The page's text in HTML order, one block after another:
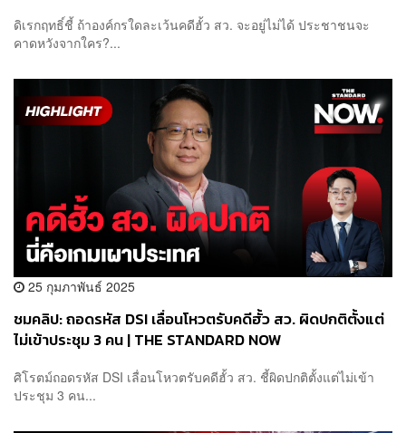
ดิเรกฤทธิ์ชี้ ถ้าองค์กรใดละเว้นคดีฮั้ว สว. จะอยู่ไม่ได้ ประชาชนจะ
คาดหวังจากใคร?...
25 กุมภาพันธ์ 2025
ชมคลิป: ถอดรหัส DSI เลื่อนโหวตรับคดีฮั้ว สว. ผิดปกติตั้งแต่
ไม่เข้าประชุม 3 คน | THE STANDARD NOW
ศิโรตม์ถอดรหัส DSI เลื่อนโหวตรับคดีฮั้ว สว. ชี้ผิดปกติตั้งแต่ไม่เข้า
ประชุม 3 คน...